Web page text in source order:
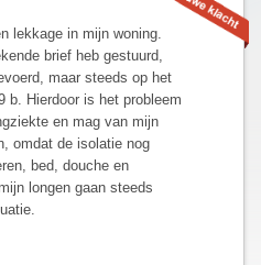
lekkage in mijn woning.
brief heb gestuurd,
maar steeds op het
b. Hierdoor is het probleem
en mag van mijn
omdat de isolatie nog
bed, douche en
longen gaan steeds